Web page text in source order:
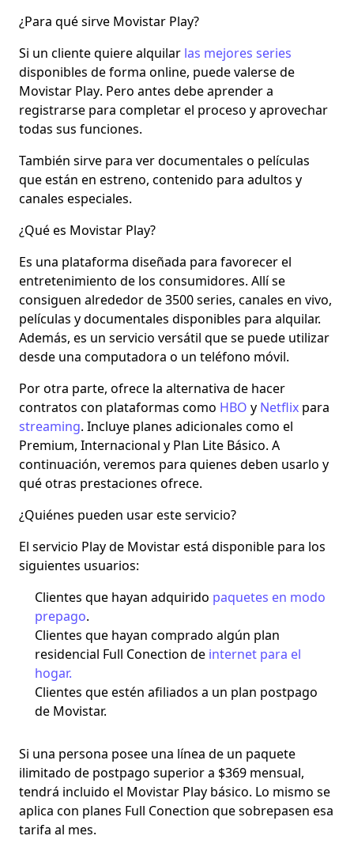
¿Para qué sirve Movistar Play?
Si un cliente quiere alquilar las mejores series
disponibles de forma online, puede valerse de
Movistar Play. Pero antes debe aprender a
registrarse para completar el proceso y aprovechar
todas sus funciones.
También sirve para ver documentales o películas
que están en estreno, contenido para adultos y
canales especiales.
¿Qué es Movistar Play?
Es una plataforma diseñada para favorecer el
entretenimiento de los consumidores. Allí se
consiguen alrededor de3500 series, canales en vivo,
películas y documentales disponibles para alquilar.
Además, es un servicio versátil que se puede utilizar
desde una computadora o un teléfono móvil.
Por otra parte, ofrece la alternativa de hacer
contratos con plataformas como HBO y Netflix para
streaming. Incluye planes adicionales como el
Premium, Internacional y Plan Lite Básico. A
continuación, veremos para quienes deben usarlo y
qué otras prestaciones ofrece.
¿Quiénes pueden usar este servicio?
El servicio Play de Movistar está disponible para los
siguientes usuarios:
Clientes que hayan adquirido paquetes en modo
prepago.
Clientes que hayan comprado algún plan
residencial Full Conection de internet para el
hogar.
Clientes que estén afiliados a un plan postpago
de Movistar.
Si una persona posee una línea de un paquete
ilimitado de postpago superior a $369 mensual,
tendrá incluido el Movistar Play básico. Lo mismo se
aplica con planes Full Conection que sobrepasen esa
tarifa al mes.